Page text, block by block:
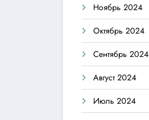
Ноябрь 2024
Октябрь 2024
Сентябрь 2024
Август 2024
Июль 2024